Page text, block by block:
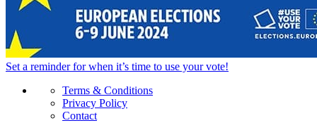
Set a reminderfor when it’s time to use your vote!
Terms & Conditions
Privacy Policy
Contact